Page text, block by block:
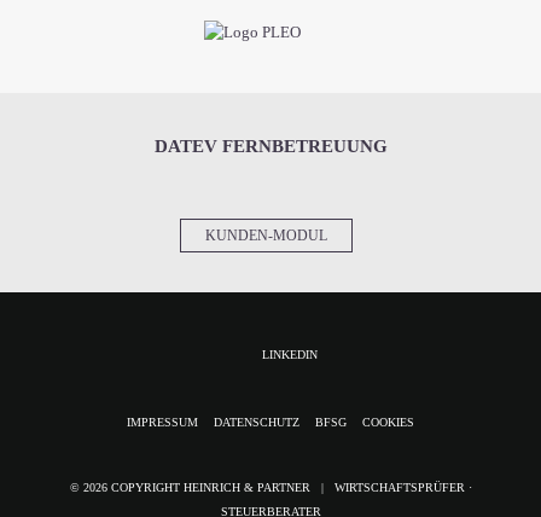
DATEV FERNBETREUUNG
KUNDEN-MODUL
LINKEDIN
NAVIGATION
IMPRESSUM DATENSCHUTZ BFSG COOKIES
© 2026 COPYRIGHT HEINRICH & PARTNER | WIRTSCHAFTSPRÜFER ·
STEUERBERATER